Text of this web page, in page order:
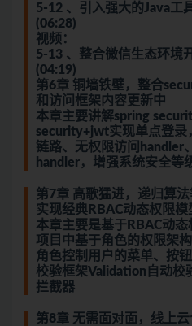
5-12 、引入强大的Java工
(06:28)
视频：
5-13 、整合微信生态环境
(04:19)
第6章 铜墙铁壁，整合
和访问框架内容更新中
本章主要讲解spring
security+jwt实现单点登录
链路、无权限访问handler
handler，增强系统安全等
第7章 高歌猛进，递归算
实现经典RBAC动态权限模
本章主要是基于RBAC动
项目中基于角色的权限架
角色控制用户的菜单、按
校验框架Validation自动校
拦截器
第8章 无需面对面，线上